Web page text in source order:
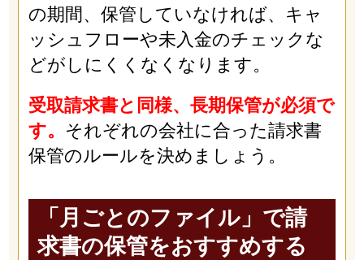
の期間、保管していなければ、キャ
ッシュフローや未入金のチェックな
どがしにくくなくなります。
受取請求書と同様、長期保管が必須で
す。 それぞれの会社に合った請求書
保管のルールを決めましょう。
「月ごとのファイル」で請
求書の保管をおすすめする